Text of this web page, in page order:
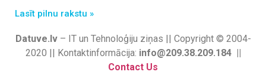
Lasīt pilnu rakstu »
Datuve.lv– IT un Tehnoloģiju ziņas || Copyright © 2004-
2020 || Kontaktinformācija: info@209.38.209.184 ||
Contact Us